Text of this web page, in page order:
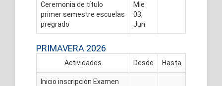
Ceremonia de título
primer semestre escuelas
pregrado
Mie
03,
Jun
PRIMAVERA 2026
Actividades Desde Hasta
Inicio inscripción Examen